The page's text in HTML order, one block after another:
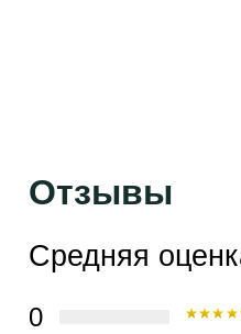
Отзывы
Средняя
0